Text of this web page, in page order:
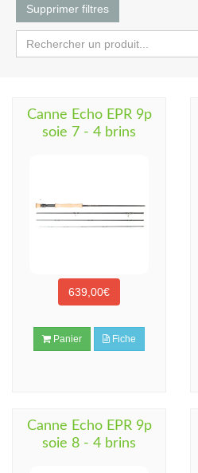
Supprimer filtres
Canne Echo EPR 9p
soie 7 - 4 brins
639,00€
Panier Fiche
Canne Echo EPR 9p
soie 8 - 4 brins